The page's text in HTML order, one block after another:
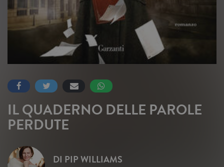
IL QUADERNO DELLE PAROLE
PERDUTE
DI PIP WILLIAMS